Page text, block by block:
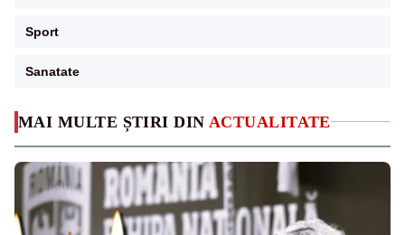
MAI MULTE ȘTIRI DIN ACTUALITATE
Sport
Sanatate